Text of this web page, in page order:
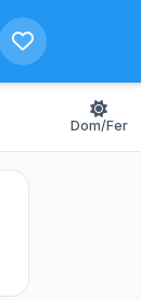
Dom/Fer